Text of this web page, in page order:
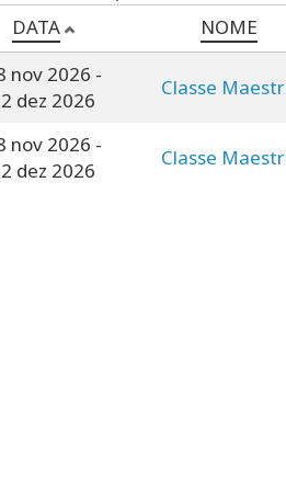
DATA NOME
nov 2026 -
dez 2026
Classe
nov 2026 -
dez 2026
Classe